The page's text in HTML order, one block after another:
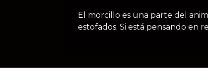
El morcillo es una parte del
estofados. Si está pensando en